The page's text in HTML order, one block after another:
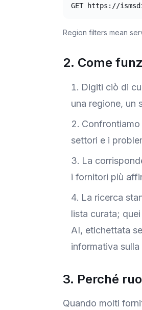
GET https://
Region filters mean
2. Come
Digiti ciò di
una regione, un
settori e i
La
i fornitori più
La ricerca
lista curata;
AI, etichettata
informativa sulla
3. Perché
Quando molti